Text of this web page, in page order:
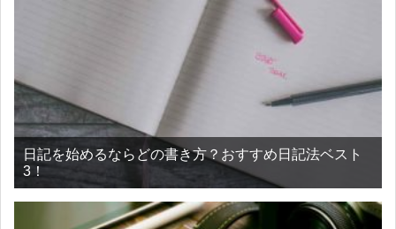
日記を始めるならどの書き方？おすすめ日記法ベスト
3！